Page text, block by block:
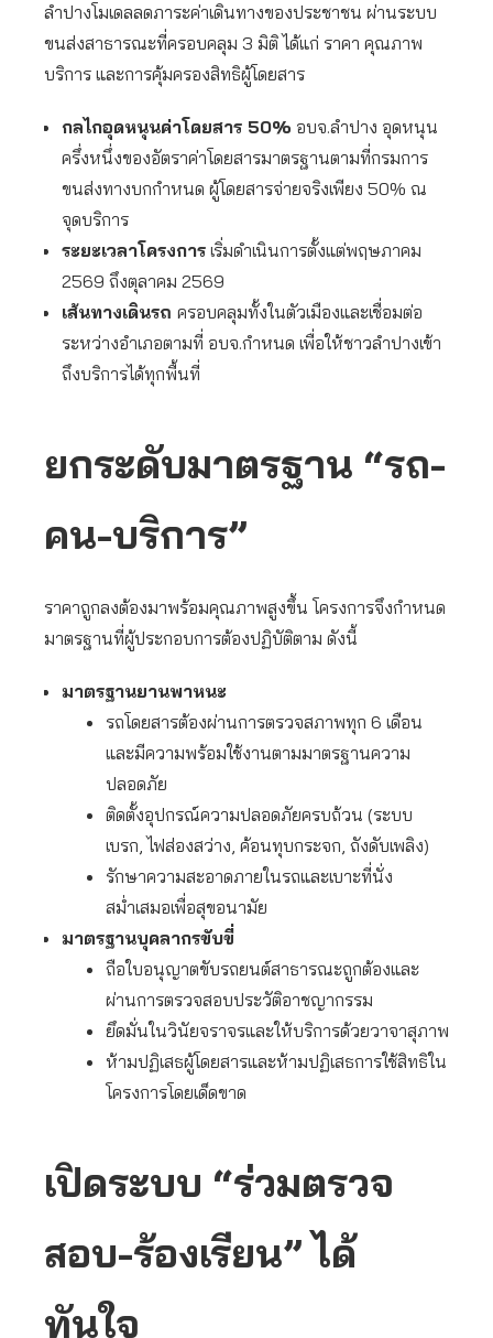
ลำปางโมเดลลดภาระค่าเดินทางของประชาชน ผ่านระบบ
ขนส่งสาธารณะที่ครอบคลุม 3 มิติ ได้แก่ ราคา คุณภาพ
บริการ และการคุ้มครองสิทธิผู้โดยสาร
กลไกอุดหนุนค่าโดยสาร 50% อบจ.ลำปาง อุดหนุน
ครึ่งหนึ่งของอัตราค่าโดยสารมาตรฐานตามที่กรมการ
ขนส่งทางบกกำหนด ผู้โดยสารจ่ายจริงเพียง 50% ณ
จุดบริการ
ระยะเวลาโครงการ เริ่มดำเนินการตั้งแต่พฤษภาคม
2569 ถึงตุลาคม 2569
เส้นทางเดินรถ ครอบคลุมทั้งในตัวเมืองและเชื่อมต่อ
ระหว่างอำเภอตามที่ อบจ.กำหนด เพื่อให้ชาวลำปางเข้า
ถึงบริการได้ทุกพื้นที่
ยกระดับมาตรฐาน “รถ-
คน-บริการ”
ราคาถูกลงต้องมาพร้อมคุณภาพสูงขึ้น โครงการจึงกำหนด
มาตรฐานที่ผู้ประกอบการต้องปฏิบัติตาม ดังนี้
มาตรฐานยานพาหนะ
รถโดยสารต้องผ่านการตรวจสภาพทุก 6 เดือน
และมีความพร้อมใช้งานตามมาตรฐานความ
ปลอดภัย
ติดตั้งอุปกรณ์ความปลอดภัยครบถ้วน (ระบบ
เบรก, ไฟส่องสว่าง, ค้อนทุบกระจก, ถังดับเพลิง)
รักษาความสะอาดภายในรถและเบาะที่นั่ง
สม่ำเสมอเพื่อสุขอนามัย
มาตรฐานบุคลากรขับขี่
ถือใบอนุญาตขับรถยนต์สาธารณะถูกต้องและ
ผ่านการตรวจสอบประวัติอาชญากรรม
ยึดมั่นในวินัยจราจรและให้บริการด้วยวาจาสุภาพ
ห้ามปฏิเสธผู้โดยสารและห้ามปฏิเสธการใช้สิทธิใน
โครงการโดยเด็ดขาด
เปิดระบบ “ร่วมตรวจ
สอบ-ร้องเรียน” ได้
ทันใจ